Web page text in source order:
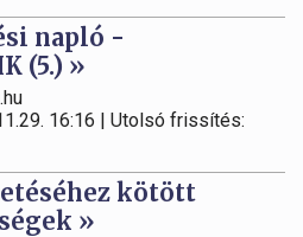
napló -
(5.) »
16:16 | Utolsó frissítés:
kötött
»